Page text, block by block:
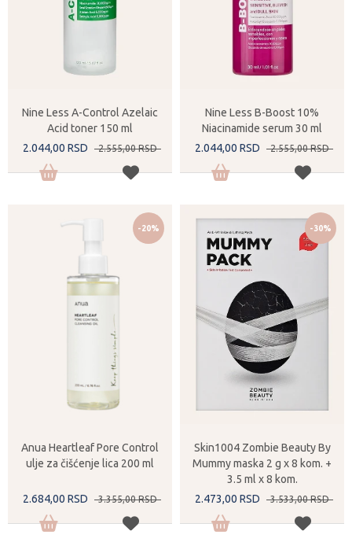
Nine Less A-Control Azelaic
Acid toner 150 ml
2.044,00 RSD 2.555,00 RSD
Nine Less B-Boost 10%
Niacinamide serum 30 ml
2.044,00 RSD 2.555,00 RSD
-20%
Anua Heartleaf Pore Control
ulje za čišćenje lica 200 ml
2.684,00 RSD 3.355,00 RSD
-30%
Skin1004 Zombie Beauty By
Mummy maska 2 g x 8 kom. +
3.5 ml x 8 kom.
2.473,00 RSD 3.533,00 RSD